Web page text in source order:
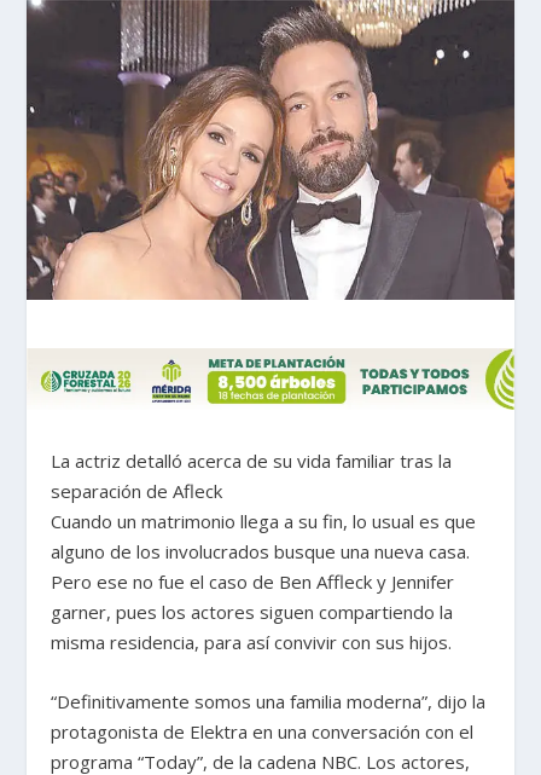
La actriz detalló acerca de su vida familiar tras la
separación de Afleck
Cuando un matrimonio llega a su fin, lo usual es que
alguno de los involucrados busque una nueva casa.
Pero ese no fue el caso de Ben Affleck y Jennifer
garner, pues los actores siguen compartiendo la
misma residencia, para así convivir con sus hijos.
“Definitivamente somos una familia moderna”, dijo la
protagonista de Elektra en una conversación con el
programa “Today”, de la cadena NBC. Los actores,